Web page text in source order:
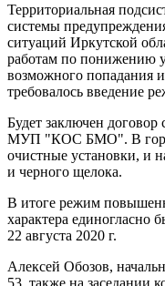
Территориальная
системы
ситуаций Иркутской
работам по понижению
возможного попадания
требовалось введение
Будет заключен
МУП "КОС БМО". В город
очистные установки, и
и черного щелока.
В итоге режим
характера единогласно
22 августа 2020 г.
Алексей Обозов,
53, также на заседании